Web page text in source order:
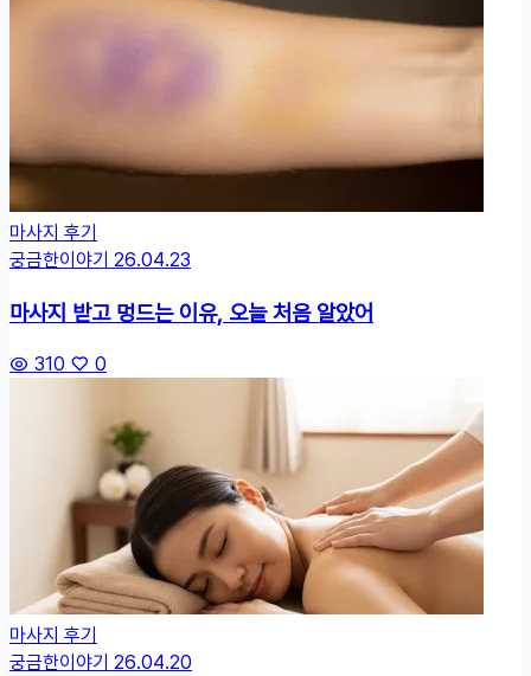
마사지 후기
궁금한이야기 26.04.23
마사지 받고 멍드는 이유, 오늘 처음 알았어
310 0
마사지 후기
궁금한이야기 26.04.20